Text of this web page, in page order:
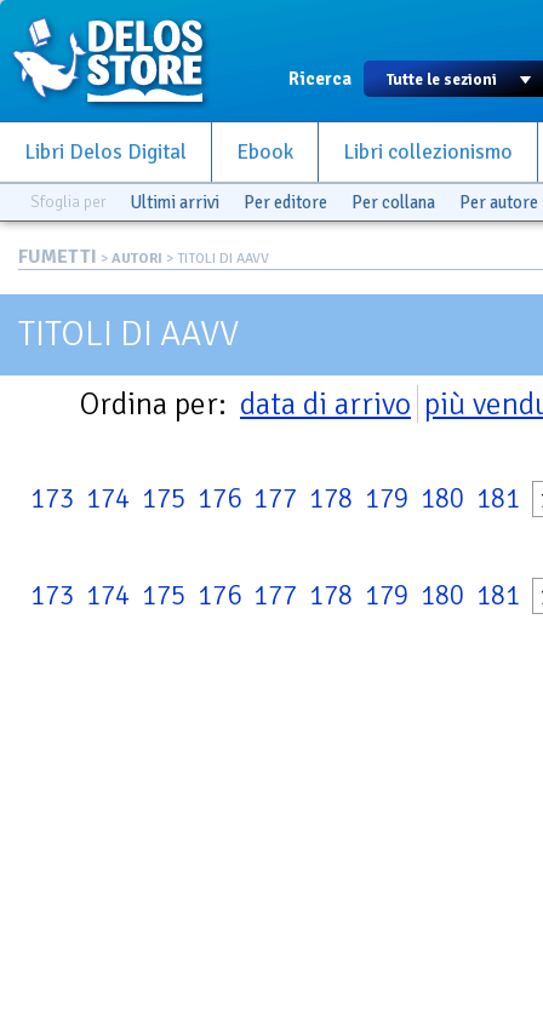
Ricerca
Libri Delos Digital Ebook Libri collezionismo
Sfoglia per Ultimi arrivi Per editore Per collana Per autore
FUMETTI > AUTORI > TITOLI DI AAVV
TITOLI DI AAVV
Ordina per: data di arrivo più
173 174 175 176 177 178 179 180 181
173 174 175 176 177 178 179 180 181